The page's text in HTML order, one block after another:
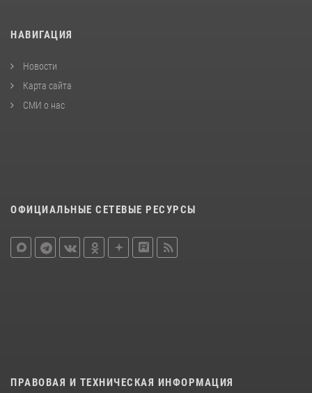
НАВИГАЦИЯ
Новости
Карта сайта
СМИ о нас
ОФИЦИАЛЬНЫЕ СЕТЕВЫЕ РЕСУРСЫ
ПРАВОВАЯ И ТЕХНИЧЕСКАЯ ИНФОРМАЦИЯ